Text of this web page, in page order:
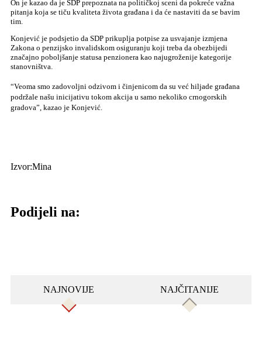
On je kazao da je SDP prepoznata na političkoj sceni da pokreće važna
pitanja koja se tiču kvaliteta života građana i da će nastaviti da se bavim
tim.
Konjević je podsjetio da SDP prikuplja potpise za usvajanje izmjena
Zakona o penzijsko invalidskom osiguranju koji treba da obezbijedi
značajno poboljšanje statusa penzionera kao najugroženije kategorije
stanovništva.
“Veoma smo zadovoljni odzivom i činjenicom da su već hiljade građana
podržale našu inicijativu tokom akcija u samo nekoliko crnogorskih
gradova”, kazao je Konjević.
Izvor:Mina
Podijeli na:
NAJNOVIJE NAJČITANIJE